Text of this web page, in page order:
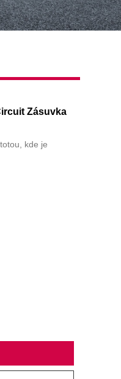
Zásuvka
kde je